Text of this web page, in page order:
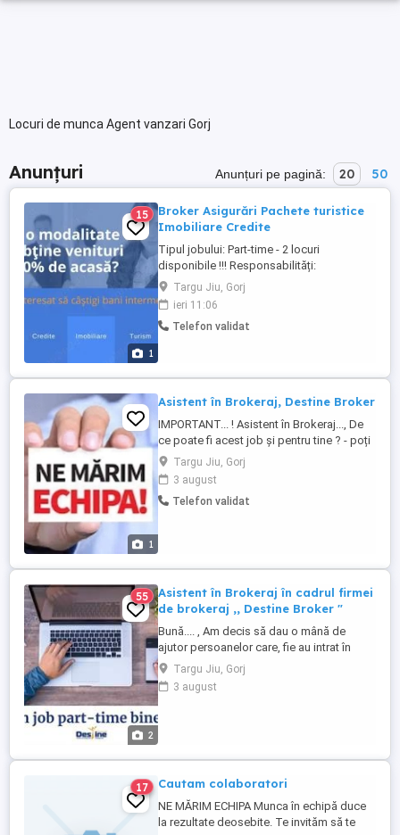
Locuri de munca Agent vanzari Gorj
Anunțuri Anunțuri pe pagină: 20 50
1
15
Broker Asigurări Pachete turistice
Imobiliare Credite
Tipul jobului: Part-time - 2 locuri
disponibile !!! Responsabilități:
Promovarea și vânzarea produselor de
asigurare pachete turistice imobiliare
credite. Identificarea nevoilor clienților și
oferirea de soluții personalizate.
Targu Jiu, Gorj
ieri 11:06
Telefon validat
1
Asistent în Brokeraj, Destine Broker
IMPORTANT... ! Asistent în Brokeraj..., De
ce poate fi acest job și pentru tine ? - poți
lucra de oriunde ai fi - platforma de
emitere este foarte simplă - nu ai program
fix și nici target - veniturile sunt în funcție
de implicare - training GRATUIT pe diverse
Targu Jiu, Gorj
3 august
Telefon validat
2
55
Asistent în Brokeraj în cadrul firmei
de brokeraj ,, Destine Broker "
Bună.... , Am decis să dau o mână de
ajutor persoanelor care, fie au intrat în
șomaj tehnic, fie au fost demise, fie își
doresc venituri suplimentare dintr-o
activitate care poate fi realizată și part-
Targu Jiu, Gorj
3 august
17 Cautam colaboratori
NE MĂRIM ECHIPA Munca în echipă duce
la rezultate deosebite. Te invităm să te